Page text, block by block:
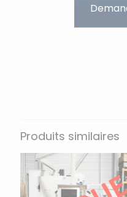
Produits similaires